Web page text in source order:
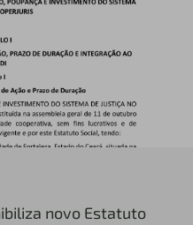
novo Estatuto